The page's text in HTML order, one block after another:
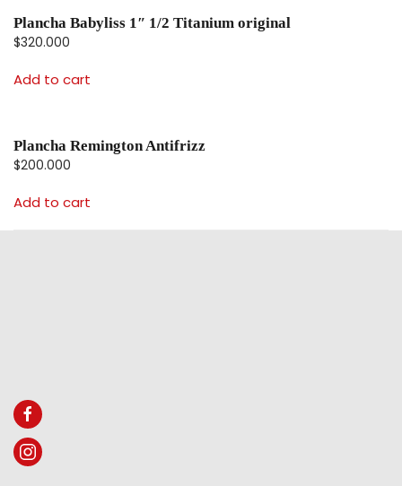
Plancha Babyliss 1″ 1/2 Titanium original
$320.000
Add to cart
Plancha Remington Antifrizz
$200.000
Add to cart